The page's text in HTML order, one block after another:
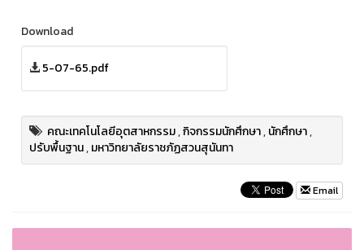
Download
5-07-65.pdf
คณะเทคโนโลยีอุตสาหกรรม,กิจกรรมนักศึกษา,นักศึกษา,
ปรับพื้นฐาน,มหาวิทยาลัยราชภัฏสวนสุนันทา
Email